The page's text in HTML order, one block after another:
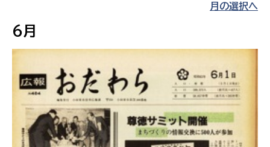
月の選択へ
6月